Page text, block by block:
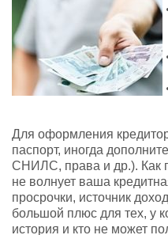
Для оформления
паспорт, иногда
СНИЛС, права и др.). Как
не волнует ваша
просрочки, источник
большой плюс для тех, у
история и кто не может